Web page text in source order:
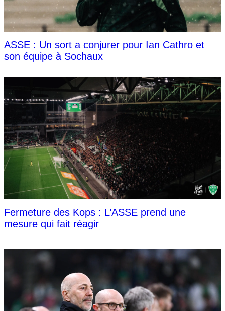
ASSE : Un sort a conjurer pour Ian Cathro et
son équipe à Sochaux
Fermeture des Kops : L’ASSE prend une
mesure qui fait réagir